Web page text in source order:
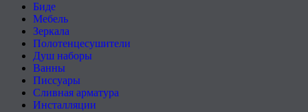
Биде
Мебель
Зеркала
Полотенцесушители
Душ наборы
Ванны
Писсуары
Сливная арматура
Инсталляции